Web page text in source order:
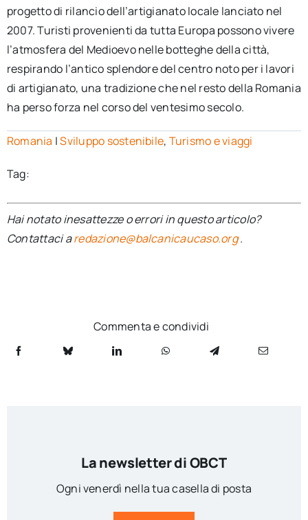
progetto di rilancio dell’artigianato locale lanciato nel
2007. Turisti provenienti da tutta Europa possono vivere
l’atmosfera del Medioevo nelle botteghe della città,
respirando l’antico splendore del centro noto per i lavori
di artigianato, una tradizione che nel resto della Romania
ha perso forza nel corso del ventesimo secolo.
Romania |Sviluppo sostenibile, Turismo e viaggi
Tag:
Hai notato inesattezze o errori in questo articolo?
Contattaci aredazione@balcanicaucaso.org.
Commenta e condividi
La newsletter di OBCT
Ogni venerdì nella tua casella di posta